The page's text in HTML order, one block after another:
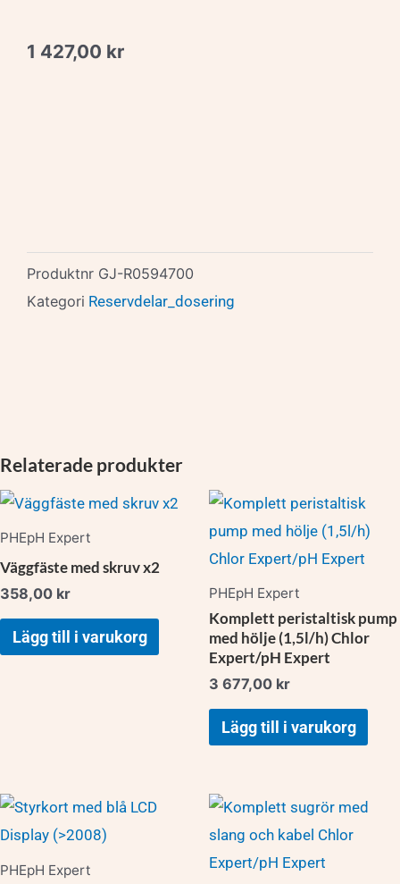
1 427,00 kr
Produktnr GJ-R0594700
Kategori Reservdelar_dosering
Relaterade produkter
PHE­pH Expert
Väggfäste med skruv x2
358,00 kr
Lägg till i varukorg
PHE­pH Expert
Komplett peristaltisk pump
med hölje (1,5l/h) Chlor
Expert/pH Expert
3 677,00 kr
Lägg till i varukorg
PHE­pH Expert